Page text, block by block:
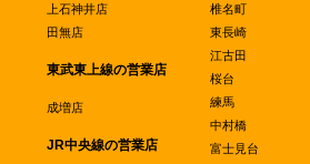
上石神井店
田無店
東武東上線の営業店
成増店
JR中央線の営業店
椎名町
東長崎
江古田
桜台
練馬
中村橋
富士見台